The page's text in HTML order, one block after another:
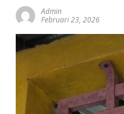
Admin
Februari 23, 2026